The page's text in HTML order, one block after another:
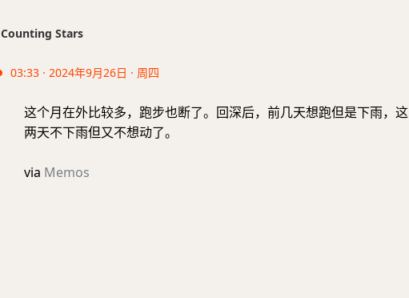
Counting Stars
03:33 · 2024年9月26日 · 周四
这个月在外比较多，跑步也断了。回深后，前几天想跑但是下雨，这
两天不下雨但又不想动了。
via Memos